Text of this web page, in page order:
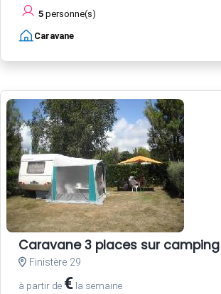
5 personne(s)
Caravane
Caravane 3 places sur
Finistère 29
à partir de € la semaine